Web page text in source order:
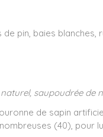
pin, baies blanches,
saupoudrée de
de sapin
(40), pour